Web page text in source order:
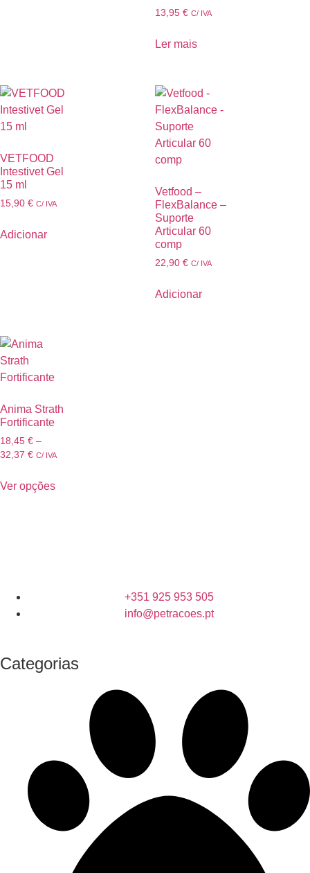
13,95 € C/ IVA
Ler mais
VETFOOD
Intestivet Gel
15 ml
15,90 € C/ IVA
Adicionar
Vetfood –
FlexBalance –
Suporte
Articular 60
comp
22,90 € C/ IVA
Adicionar
Anima Strath
Fortificante
18,45 € –
32,37 € C/ IVA
Ver opções
+351 925 953 505
info@petracoes.pt
Categorias